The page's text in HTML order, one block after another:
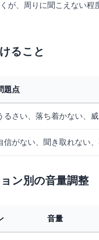
が、周りに聞こえない程
ること
題点
るさい、落ち着かない、
信がない、聞き取れない
ン別の音量調整
音量